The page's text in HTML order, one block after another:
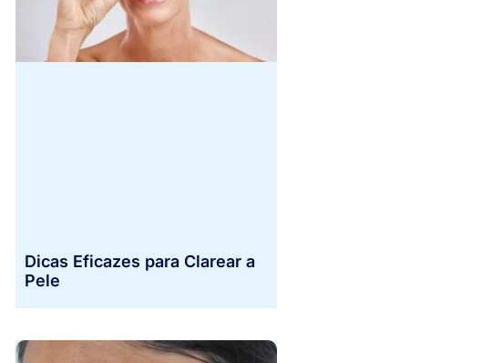
Dicas Eficazes para Clarear a
Pele